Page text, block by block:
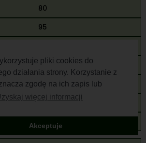
pliki cookies do
działania strony. Korzystanie z
zgodę na ich zapis lub
więcej informacji
Akceptuje
80
95
90
93
183
438